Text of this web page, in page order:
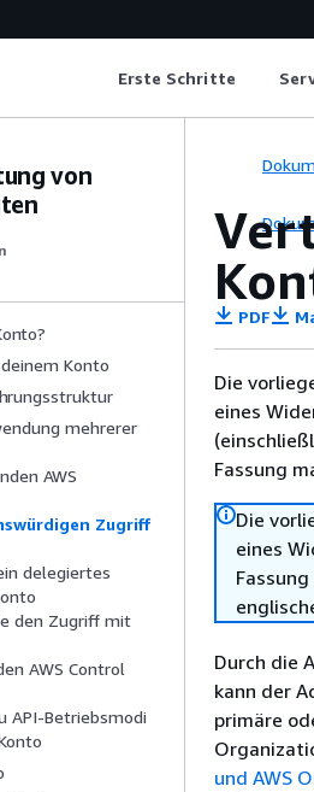
Erste Schritte
von
Konto
mehrerer
AWS
Zugriff
delegiertes
den Zugriff mit
AWS Control
API-Betriebsmodi
PDF
Die
eines
Fassung
Die
eines
Durch die
kann der
primäre
und AWS